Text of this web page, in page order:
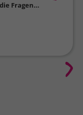
Fragen…